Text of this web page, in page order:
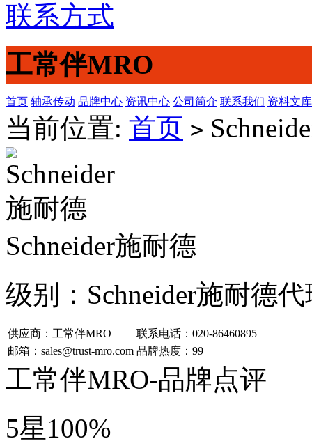
联系方式
工常伴MRO
首页 轴承传动 品牌中心 资讯中心 公司简介 联系我们 资料文库
当前位置: 首页 >
Schneider施耐德
级别： Schneider施耐德
供应商：工常伴MRO
联系电话：020-86460895
邮箱：sales@trust-mro.com 品牌热度：99
工常伴MRO-品牌点评
5星100%